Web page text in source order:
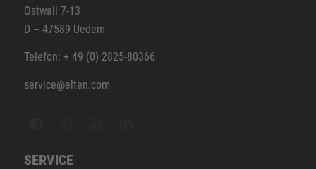
Ostwall 7-13
D – 47589 Uedem
Telefon: + 49 (0) 2825-80366
service@elten.com
SERVICE